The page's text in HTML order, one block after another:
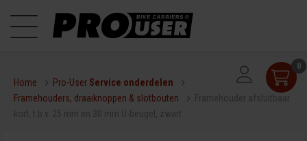
0
Home Pro-User Service onderdelen
Framehouders, draaiknoppen & slotbouten